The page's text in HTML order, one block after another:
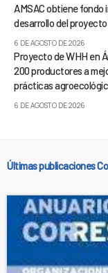
AMSAC obtiene
desarrollo del
6 DE AGOSTO DE 2026
Proyecto de WHH en
200 productores a
prácticas
6 DE AGOSTO DE 2026
Últimas publicaciones